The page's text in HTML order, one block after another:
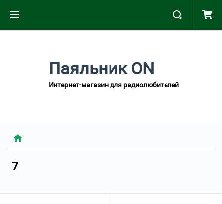
Паяльник ON
Интернет-магазин для радиолюбителей
7